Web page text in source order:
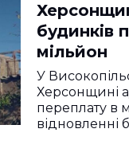
будинків
мільйон
У
Херсонщині
переплату в
відновленні